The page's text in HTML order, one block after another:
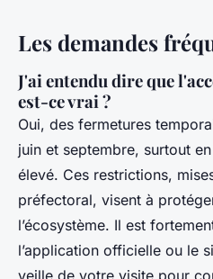
Les demandes
J'ai entendu dire que
est-ce vrai ?
Oui, des fermetures
juin et septembre, surtout
élevé. Ces restrictions,
préfectoral, visent à
l’écosystème. Il est
l’application officielle ou le